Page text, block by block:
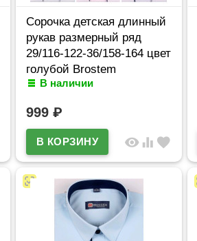
Сорочка детская длинный
рукав размерный ряд
29/116-122-36/158-164 цвет
голубой Brostem
арт.ZHX004d
В наличии
999 ₽
visibility equalizer favorite